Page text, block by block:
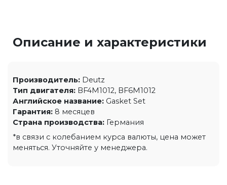
Описание и характеристики
Производитель: Deutz
Тип двигателя: BF4M1012, BF6M1012
Английское название: Gasket Set
Гарантия: 8 месяцев
Страна производства: Германия
*в связи с колебанием курса валюты, цена может
меняться. Уточняйте у менеджера.